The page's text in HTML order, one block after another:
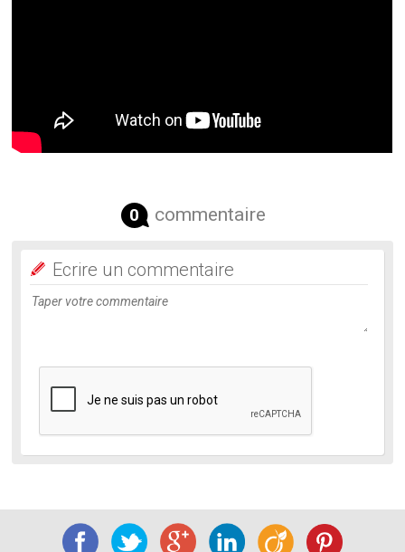
0 commentaire
Ecrire un commentaire